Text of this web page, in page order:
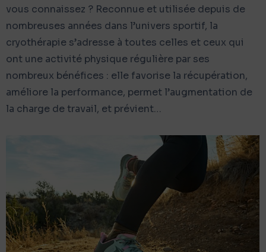
vous connaissez ? Reconnue et utilisée depuis de
nombreuses années dans l’univers sportif, la
cryothérapie s’adresse à toutes celles et ceux qui
ont une activité physique régulière par ses
nombreux bénéfices : elle favorise la récupération,
améliore la performance, permet l’augmentation de
la charge de travail, et prévient…